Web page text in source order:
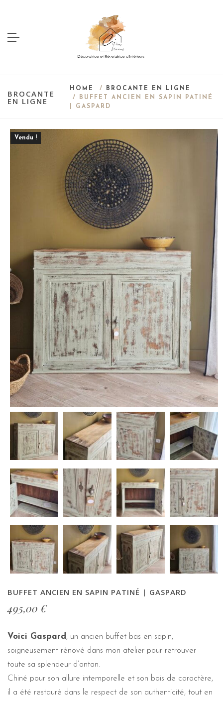
BROCANTE
EN LIGNE
HOME /
BROCANTE EN LIGNE
/ BUFFET ANCIEN EN SAPIN PATINÉ
| GASPARD
Save
Vendu !
BUFFET ANCIEN EN SAPIN PATINÉ | GASPARD
495,00 €
Voici Gaspard , un ancien buffet bas en sapin,
soigneusement rénové dans mon atelier pour retrouver
toute sa splendeur d’antan.
Chiné pour son allure intemporelle et son bois de caractère,
il a été restauré dans le respect de son authenticité, tout en